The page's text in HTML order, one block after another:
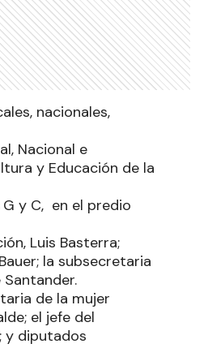
nacionales,
Nacional e
y Educación de la
y C, en el predio
Luis Basterra;
la subsecretaria
de la mujer
el jefe del
y diputados